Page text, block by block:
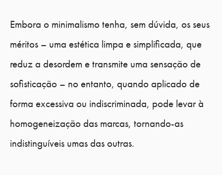
Embora o minimalismo tenha, sem dúvida, os seus
méritos – uma estética limpa e simplificada, que
reduz a desordem e transmite uma sensação de
sofisticação – no entanto, quando aplicado de
forma excessiva ou indiscriminada, pode levar à
homogeneização das marcas, tornando-as
indistinguíveis umas das outras.